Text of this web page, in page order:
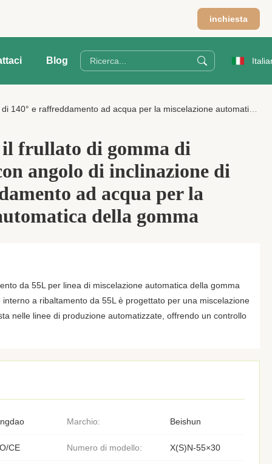
inchiesta
Blog
ad acqua per la miscelazione automatica della gomma
il frullato di gomma di
angolo di inclinazione di
ad acqua per la
della gomma
da 55L per linea di miscelazione automatica della gomma
a ribaltamento da 55L è progettato per una miscelazione
nelle linee di produzione automatizzate, offrendo un controllo
Marchio: Beishun
CE Numero di modello: X(S)N-55×30